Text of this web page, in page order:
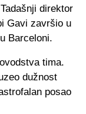
direktor
Gavi završio u
Barceloni.
tima.
dužnost
posao